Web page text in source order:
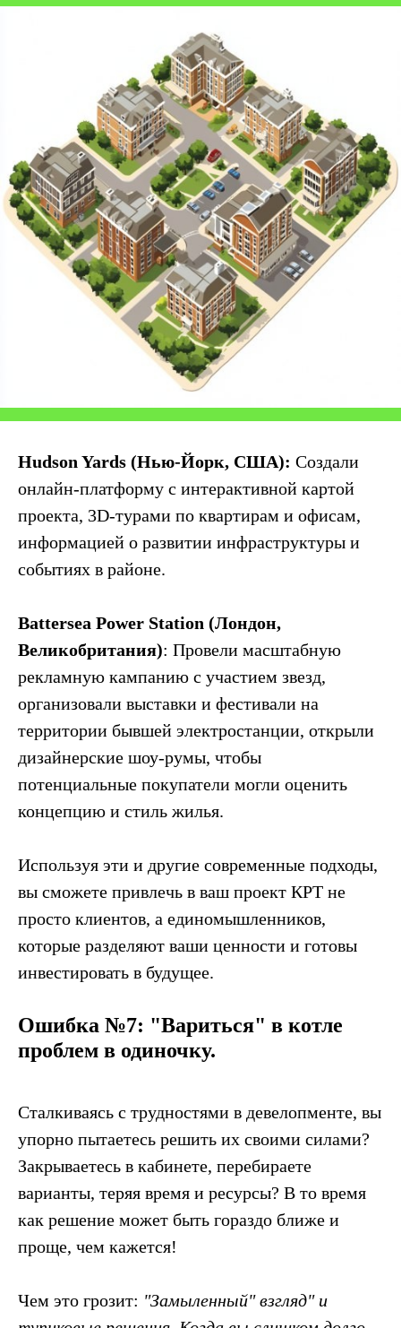
Hudson Yards (Нью-Йорк, США): Создали
онлайн-платформу с интерактивной картой
проекта, 3D-турами по квартирам и офисам,
информацией о развитии инфраструктуры и
событиях в районе.
Battersea Power Station (Лондон,
Великобритания): Провели масштабную
рекламную кампанию с участием звезд,
организовали выставки и фестивали на
территории бывшей электростанции, открыли
дизайнерские шоу-румы, чтобы
потенциальные покупатели могли оценить
концепцию и стиль жилья.
Используя эти и другие современные подходы,
вы сможете привлечь в ваш проект КРТ не
просто клиентов, а единомышленников,
которые разделяют ваши ценности и готовы
инвестировать в будущее.
Ошибка №7: "Вариться" в котле
проблем в одиночку.
Сталкиваясь с трудностями в девелопменте, вы
упорно пытаетесь решить их своими силами?
Закрываетесь в кабинете, перебираете
варианты, теряя время и ресурсы? В то время
как решение может быть гораздо ближе и
проще, чем кажется!
Чем это грозит: "Замыленный" взгляд" и